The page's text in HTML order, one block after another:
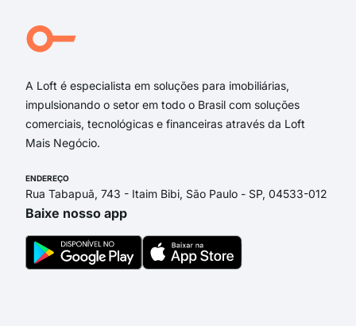
A Loft é especialista em soluções para imobiliárias,
impulsionando o setor em todo o Brasil com soluções
comerciais, tecnológicas e financeiras através da Loft
Mais Negócio.
ENDEREÇO
Rua Tabapuã, 743 - Itaim Bibi, São Paulo - SP, 04533-012
Baixe nosso app